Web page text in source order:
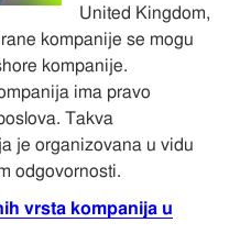
United Kingdom,
kompanije se mogu
kompanije.
ima pravo
Takva
je organizovana u vidu
odgovornosti.
vrsta kompanija u